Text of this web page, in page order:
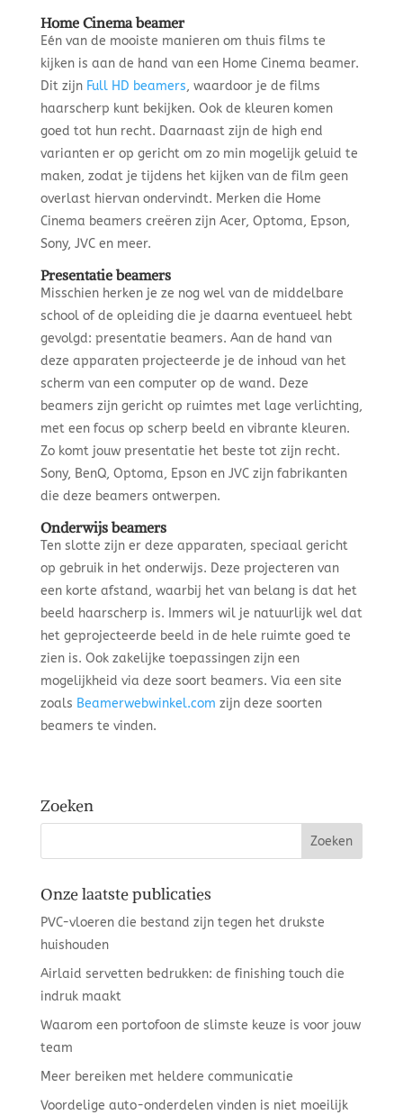
Home Cinema beamer
Eén van de mooiste manieren om thuis films te
kijken is aan de hand van een Home Cinema beamer.
Dit zijn Full HD beamers, waardoor je de films
haarscherp kunt bekijken. Ook de kleuren komen
goed tot hun recht. Daarnaast zijn de high end
varianten er op gericht om zo min mogelijk geluid te
maken, zodat je tijdens het kijken van de film geen
overlast hiervan ondervindt. Merken die Home
Cinema beamers creëren zijn Acer, Optoma, Epson,
Sony, JVC en meer.
Presentatie beamers
Misschien herken je ze nog wel van de middelbare
school of de opleiding die je daarna eventueel hebt
gevolgd: presentatie beamers. Aan de hand van
deze apparaten projecteerde je de inhoud van het
scherm van een computer op de wand. Deze
beamers zijn gericht op ruimtes met lage verlichting,
met een focus op scherp beeld en vibrante kleuren.
Zo komt jouw presentatie het beste tot zijn recht.
Sony, BenQ, Optoma, Epson en JVC zijn fabrikanten
die deze beamers ontwerpen.
Onderwijs beamers
Ten slotte zijn er deze apparaten, speciaal gericht
op gebruik in het onderwijs. Deze projecteren van
een korte afstand, waarbij het van belang is dat het
beeld haarscherp is. Immers wil je natuurlijk wel dat
het geprojecteerde beeld in de hele ruimte goed te
zien is. Ook zakelijke toepassingen zijn een
mogelijkheid via deze soort beamers. Via een site
zoals Beamerwebwinkel.com zijn deze soorten
beamers te vinden.
Zoeken
Onze laatste publicaties
PVC-vloeren die bestand zijn tegen het drukste
huishouden
Airlaid servetten bedrukken: de finishing touch die
indruk maakt
Waarom een portofoon de slimste keuze is voor jouw
team
Meer bereiken met heldere communicatie
Voordelige auto-onderdelen vinden is niet moeilijk